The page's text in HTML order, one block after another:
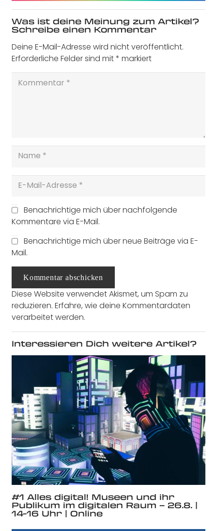
Was ist deine Meinung zum Artikel?
Schreibe einen Kommentar
Deine E-Mail-Adresse wird nicht veröffentlicht.
Erforderliche Felder sind mit* markiert
Benachrichtige mich über nachfolgende
Kommentare via E-Mail.
Benachrichtige mich über neue Beiträge via E-
Mail.
Kommentar abschicken
Diese Website verwendet Akismet, um Spam zu
reduzieren. Erfahre, wie deine Kommentardaten
verarbeitet werden.
Interessieren Dich weitere Artikel?
#1 Alles digital! Museen und ihr
Publikum im digitalen Raum – 26.8. |
14-16 Uhr | Online